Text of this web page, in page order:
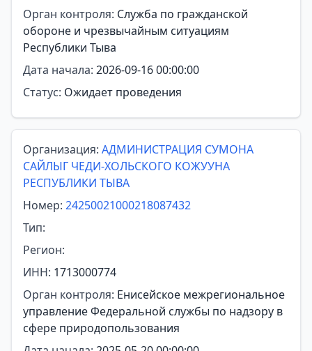
Орган контроля: Служба по гражданской
обороне и чрезвычайным ситуациям
Республики Тыва
Дата начала: 2026-09-16 00:00:00
Статус: Ожидает проведения
Организация: АДМИНИСТРАЦИЯ СУМОНА
САЙЛЫГ ЧЕДИ-ХОЛЬСКОГО КОЖУУНА
РЕСПУБЛИКИ ТЫВА
Номер: 24250021000218087432
Тип:
Регион:
ИНН: 1713000774
Орган контроля: Енисейское межрегиональное
управление Федеральной службы по надзору в
сфере природопользования